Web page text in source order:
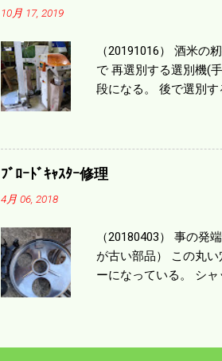
10月 17, 2019
（20191016） 酒米の
で 再選別する選別機(
段になる。 後で選別
る。 籾摺りをしてい
う。 実感としては90
っていた。 今年は7月
いるという。 僕はウ
ﾌﾞﾛｰﾄﾞｷｬｽﾀｰ修理
4月 06, 2018
（20180403） 事の
が古い部品） この丸
ーになっている。 シ
く高い部品だ。 不満
い。 4か月遊んで暮ら